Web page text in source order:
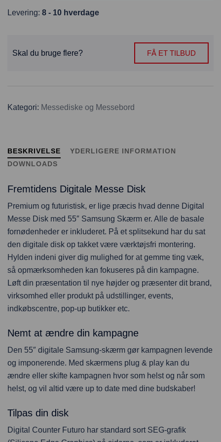
Levering: 8 - 10 hverdage
Skal du bruge flere? FÅ ET TILBUD
Kategori: Messediske og Messebord
BESKRIVELSE
YDERLIGERE INFORMATION
DOWNLOADS
Fremtidens Digitale Messe Disk
Premium og futuristisk, er lige præcis hvad denne Digital
Messe Disk med 55″ Samsung Skærm er. Alle de basale
fornødenheder er inkluderet. På et splitsekund har du sat
den digitale disk op takket være værktøjsfri montering.
Hylden indeni giver dig mulighed for at gemme ting væk,
så opmærksomheden kan fokuseres på din kampagne.
Løft din præsentation til nye højder og præsenter dit brand,
virksomhed eller produkt på udstillinger, events,
indkøbscentre, pop-up butikker etc.
Nemt at ændre din kampagne
Den 55″ digitale Samsung-skærm gør kampagnen levende
og imponerende. Med skærmens plug & play kan du
ændre eller skifte kampagnen hvor som helst og når som
helst, og vil altid være up to date med dine budskaber!
Tilpas din disk
Digital Counter Futuro har standard sort SEG-grafik